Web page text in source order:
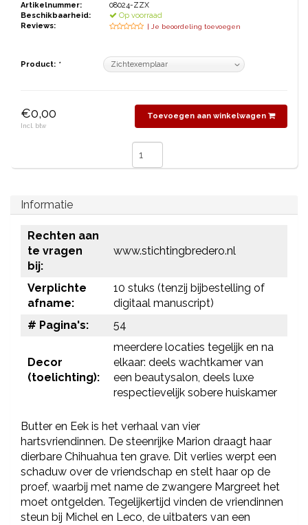
Artikelnummer:
08024-ZZX
Beschikbaarheid:
Op voorraad
Reviews:
| Je beoordeling toevoegen
Product: *
€0,00
Incl. btw
Toevoegen aan winkelwagen
Informatie
Rechten aan
te vragen
bij:
www.stichtingbredero.nl
Verplichte
afname:
10 stuks (tenzij bijbestelling of
digitaal manuscript)
# Pagina's:
54
Decor
(toelichting):
meerdere locaties tegelijk en na
elkaar: deels wachtkamer van
een beautysalon, deels luxe
respectievelijk sobere huiskamer
Butter en Eek is het verhaal van vier
hartsvriendinnen. De steenrijke Marion draagt haar
dierbare Chihuahua ten grave. Dit verlies werpt een
schaduw over de vriendschap en stelt haar op de
proef, waarbij met name de zwangere Margreet het
moet ontgelden. Tegelijkertijd vinden de vriendinnen
steun bij Michel en Leco, de uitbaters van een